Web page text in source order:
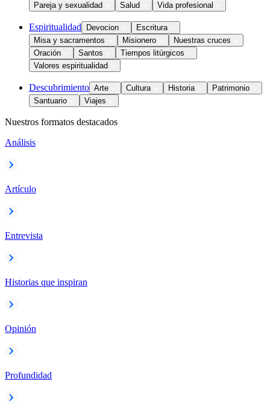
Pareja y sexualidad
Salud Vida profesional
Espiritualidad Devocion
Escritura
Misa y sacramentos
Misionero
Nuestras cruces
Oración
Santos
Tiempos litúrgicos
Valores espiritualidad
Descubrimiento Arte Cultura Historia
Patrimonio
Santuario
Viajes
Nuestros formatos destacados
Análisis
Artículo
Entrevista
Historias que inspiran
Opinión
Profundidad